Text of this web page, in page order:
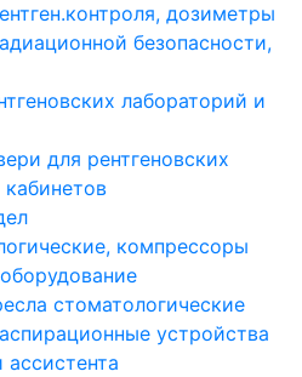
дозиметры
безопасности,
лабораторий и
для рентгеновских
компрессоры
стоматологические
устройства
ассистента